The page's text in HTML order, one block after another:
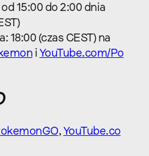
15:00 do 2:00 dnia
18:00 (czas CEST) na
i YouTube.com/Po
, YouTube.co